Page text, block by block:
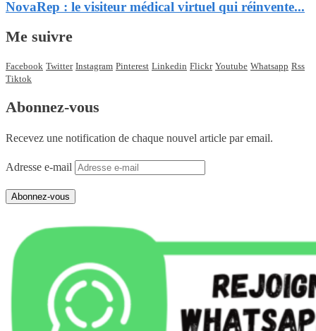
NovaRep : le visiteur médical virtuel qui réinvente...
Me suivre
Facebook Twitter Instagram Pinterest Linkedin Flickr Youtube Whatsapp Rss
Tiktok
Abonnez-vous
Recevez une notification de chaque nouvel article par email.
Adresse e-mail
Abonnez-vous